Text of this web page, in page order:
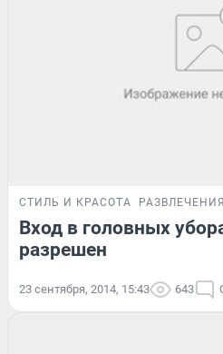
СТИЛЬ И КРАСОТА РАЗВЛЕЧЕНИЯ
Вход в головных
разрешен
23 сентября, 2014, 15:43 643